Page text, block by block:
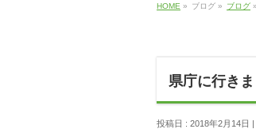
HOME » ブログ » ブログ »
県庁に行き
投稿日 : 2018年2月14日